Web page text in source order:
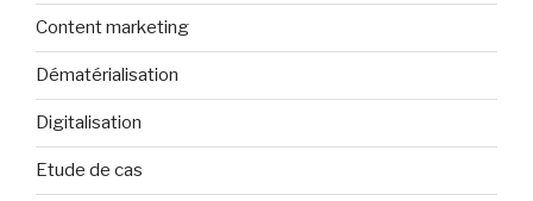
Content marketing
Dématérialisation
Digitalisation
Etude de cas